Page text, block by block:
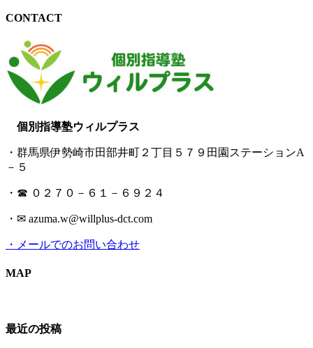
CONTACT
個別指導塾ウィルプラス
・群馬県伊勢崎市田部井町２丁目５７９田園ステーションA
－５
・☎ ０２７０－６１－６９２４
・✉ azuma.w@willplus-dct.com
・メールでのお問い合わせ
MAP
最近の投稿